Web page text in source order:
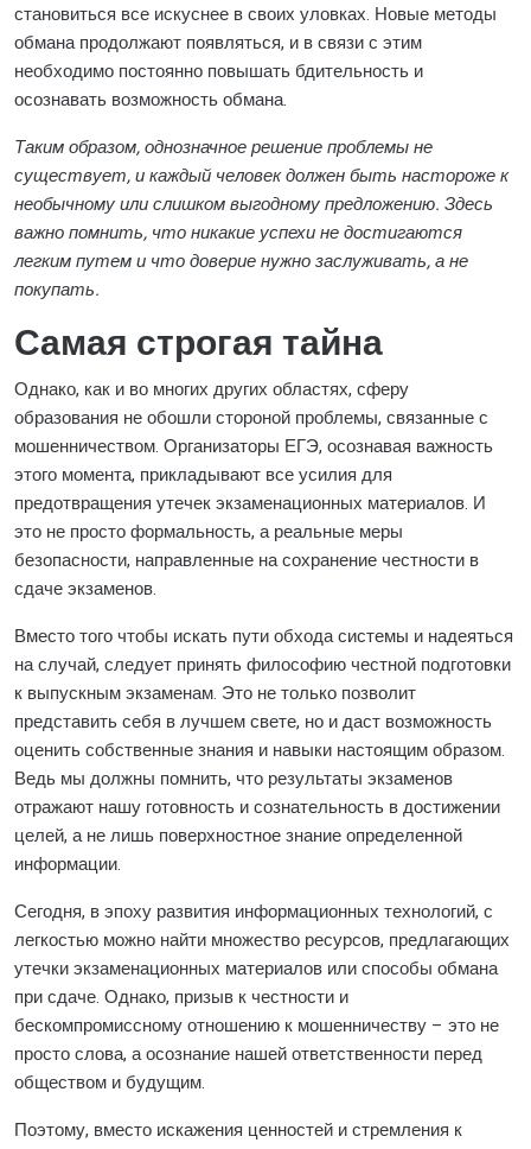
становиться все искуснее в своих уловках. Новые методы
обмана продолжают появляться, и в связи с этим
необходимо постоянно повышать бдительность и
осознавать возможность обмана.
Таким образом, однозначное решение проблемы не
существует, и каждый человек должен быть настороже к
необычному или слишком выгодному предложению. Здесь
важно помнить, что никакие успехи не достигаются
легким путем и что доверие нужно заслуживать, а не
покупать.
Самая строгая тайна
Однако, как и во многих других областях, сферу
образования не обошли стороной проблемы, связанные с
мошенничеством. Организаторы ЕГЭ, осознавая важность
этого момента, прикладывают все усилия для
предотвращения утечек экзаменационных материалов. И
это не просто формальность, а реальные меры
безопасности, направленные на сохранение честности в
сдаче экзаменов.
Вместо того чтобы искать пути обхода системы и надеяться
на случай, следует принять философию честной подготовки
к выпускным экзаменам. Это не только позволит
представить себя в лучшем свете, но и даст возможность
оценить собственные знания и навыки настоящим образом.
Ведь мы должны помнить, что результаты экзаменов
отражают нашу готовность и сознательность в достижении
целей, а не лишь поверхностное знание определенной
информации.
Сегодня, в эпоху развития информационных технологий, с
легкостью можно найти множество ресурсов, предлагающих
утечки экзаменационных материалов или способы обмана
при сдаче. Однако, призыв к честности и
бескомпромиссному отношению к мошенничеству – это не
просто слова, а осознание нашей ответственности перед
обществом и будущим.
Поэтому, вместо искажения ценностей и стремления к